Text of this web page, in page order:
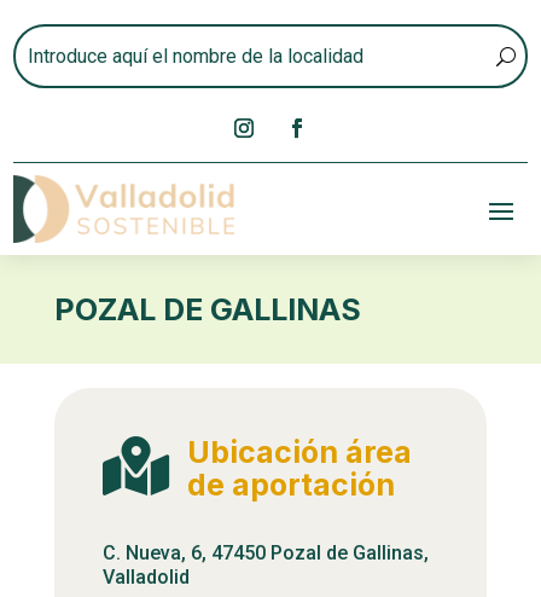
POZAL DE GALLINAS
 Ubicación área
de aportación
C. Nueva, 6, 47450 Pozal de Gallinas,
Valladolid